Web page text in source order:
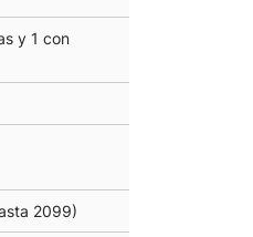
y 1 con
2099)